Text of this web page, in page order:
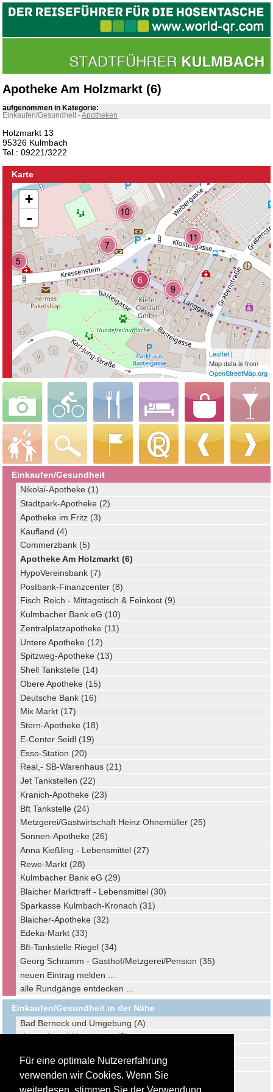
Für eine optimale Nutzererfahrung
verwenden wir Cookies. Wenn Sie
Apotheke Am Holzmarkt (6)
aufgenommen in Kategorie:
Einkaufen/Gesundheit -Apotheken
Holzmarkt 13
95326 Kulmbach
Tel.: 09221/3222
Karte
+
-
Leaflet|
Map data is from
OpenStreetMap.org
Einkaufen/Gesundheit
Nikolai-Apotheke (1)
Stadtpark-Apotheke (2)
Apotheke im Fritz (3)
Kaufland (4)
Commerzbank (5)
Apotheke Am Holzmarkt (6)
HypoVereinsbank (7)
Postbank-Finanzcenter (8)
Fisch Reich - Mittagstisch & Feinkost (9)
Kulmbacher Bank eG (10)
Zentralplatzapotheke (11)
Untere Apotheke (12)
Spitzweg-Apotheke (13)
Shell Tankstelle (14)
Obere Apotheke (15)
Deutsche Bank (16)
Mix Markt (17)
Stern-Apotheke (18)
E-Center Seidl (19)
Esso-Station (20)
Real,- SB-Warenhaus (21)
Jet Tankstellen (22)
Kranich-Apotheke (23)
Bft Tankstelle (24)
Metzgerei/Gastwirtschaft Heinz Ohnemüller (25)
Sonnen-Apotheke (26)
Anna Kießling - Lebensmittel (27)
Rewe-Markt (28)
Kulmbacher Bank eG (29)
Blaicher Markttreff - Lebensmittel (30)
Sparkasse Kulmbach-Kronach (31)
Blaicher-Apotheke (32)
Edeka-Markt (33)
Bft-Tankstelle Riegel (34)
Georg Schramm - Gasthof/Metzgerei/Pension (35)
neuen Eintrag melden ...
alle Rundgänge entdecken ...
Einkaufen/Gesundheit in der Nähe
Bad Berneck und Umgebung (A)
Kronach und Umgebung (B)
Bayreuth und Umgebung (D)
Marktzeuln und Umgebung (E)